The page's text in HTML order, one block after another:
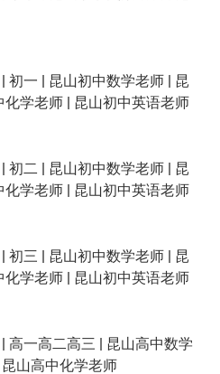
初一 | 昆山初中数学老师 | 昆
学老师 | 昆山初中英语老师
初二 | 昆山初中数学老师 | 昆
学老师 | 昆山初中英语老师
初三 | 昆山初中数学老师 | 昆
学老师 | 昆山初中英语老师
高一高二高三 | 昆山高中数学
山高中化学老师